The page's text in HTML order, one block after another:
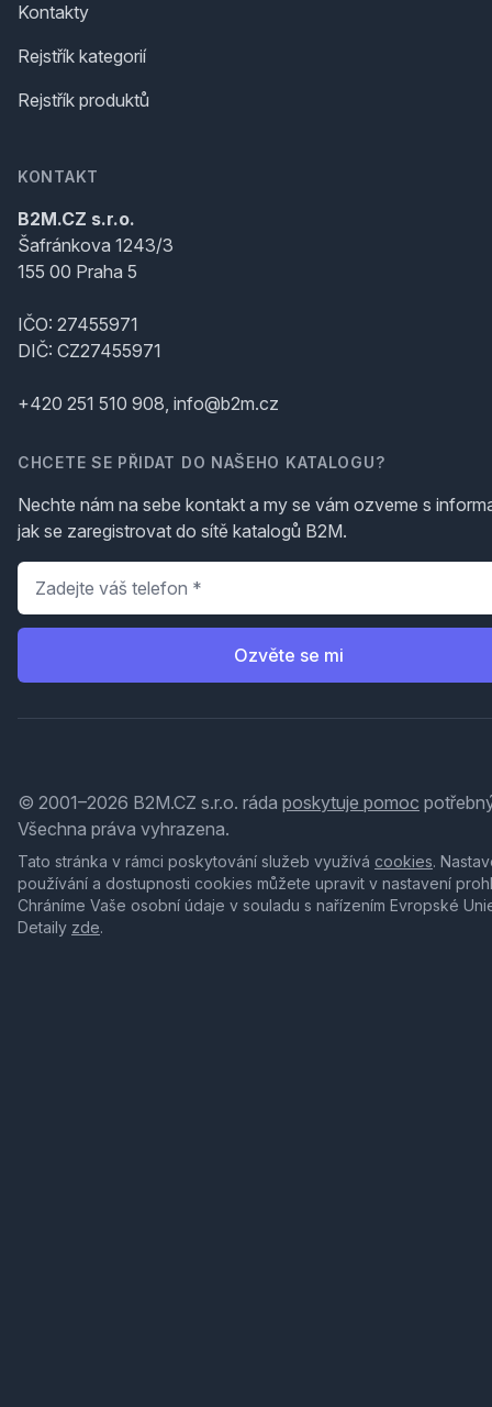
Kontakty
Rejstřík kategorií
Rejstřík produktů
KONTAKT
B2M.CZ s.r.o.
Šafránkova 1243/3
155 00 Praha 5
IČO: 27455971
DIČ: CZ27455971
+420 251 510 908, info@b2m.cz
CHCETE SE PŘIDAT DO NAŠEHO KATALOGU?
Nechte nám na sebe kontakt a my se vám ozveme s
jak se zaregistrovat do sítě katalogů B2M.
Telefon
Ozvěte se mi
© 2001–2026 B2M.CZ s.r.o. ráda poskytuje pomoc
Všechna práva vyhrazena.
Tato stránka v rámci poskytování služeb využívá cookies.
používání a dostupnosti cookies můžete upravit v nastavení
Chráníme Vaše osobní údaje v souladu s nařízením Evropské
Detaily zde.